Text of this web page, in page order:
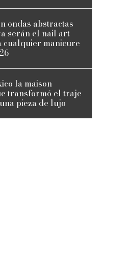
ondas abstractas
serán el nail art
cualquier manicure
la maison
transformó el traje
pieza de lujo